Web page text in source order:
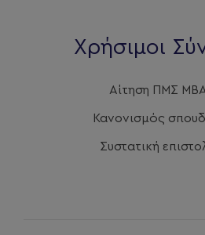
Χρήσιμοι
Αίτηση ΠΜΣ ΜΒΑ
Κανονισμός
Συστατική